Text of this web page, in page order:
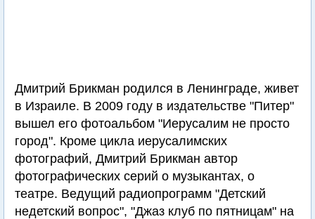
Дмитрий Брикман родился в Ленинграде, живет
в Израиле. В 2009 году в издательстве "Питер"
вышел его фотоальбом "Иерусалим не просто
город". Кроме цикла иерусалимских
фотографий, Дмитрий Брикман автор
фотографических серий о музыкантах, о
театре. Ведущий радиопрограмм "Детский
недетский вопрос", "Джаз клуб по пятницам" на